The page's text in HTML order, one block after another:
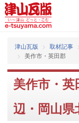
津山瓦版 取材記事
美作市・英田郡
美作市・英
辺・岡山県